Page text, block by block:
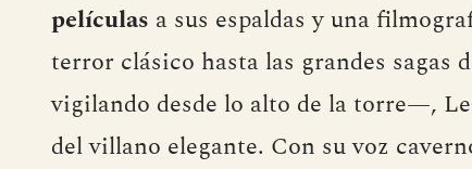
películas a sus espaldas y una
terror clásico hasta las grandes
vigilando desde lo alto de la torre—,
del villano elegante. Con su voz